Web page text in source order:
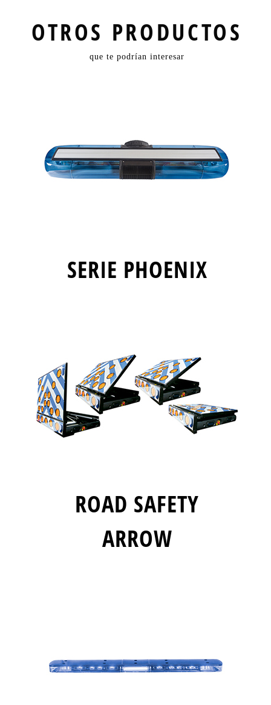
OTROS PRODUCTOS
que te podrían interesar
SERIE PHOENIX
ROAD SAFETY
ARROW